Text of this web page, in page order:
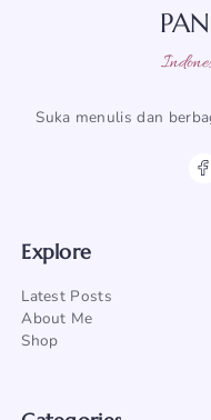
Suka menulis dan
Explore
Latest Posts
About Me
Shop